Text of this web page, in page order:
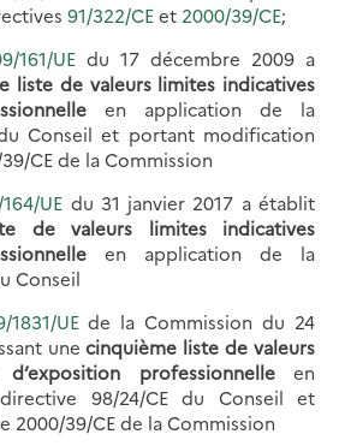
91/322/CEet 2000/39/CE;
161/UE du 17 décembre 2009 a
liste de valeurs limites indicatives
en application de la
Conseil et portant modification
CE de la Commission
UE du 31 janvier 2017 a établit
de valeurs limites indicatives
en application de la
Conseil
1831/UEde la Commission du 24
unecinquième liste de valeurs
professionnelleen
98/24/CE du Conseil et
2000/39/CE de la Commission